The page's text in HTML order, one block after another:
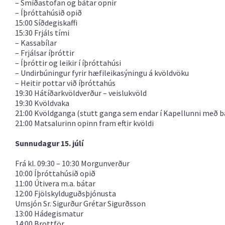
– Smíðastofan og bátar opnir
– Íþróttahúsið opið
15:00 Síðdegiskaffi
15:30 Frjáls tími
– Kassabílar
– Frjálsar íþróttir
– Íþróttir og leikir í íþróttahúsi
– Undirbúningur fyrir hæfileikasýningu á kvöldvöku
– Heitir pottar við íþróttahús
19:30 Hátíðarkvöldverður – veislukvöld
19:30 Kvöldvaka
21:00 Kvöldganga (stutt ganga sem endar í Kapellunni með
21:00 Matsalurinn opinn fram eftir kvöldi
Sunnudagur 15. júlí
Frá kl. 09:30 – 10:30 Morgunverður
10:00 Íþróttahúsið opið
11:00 Útivera m.a. bátar
12:00 Fjölskylduguðsþjónusta
Umsjón Sr. Sigurður Grétar Sigurðsson
13:00 Hádegismatur